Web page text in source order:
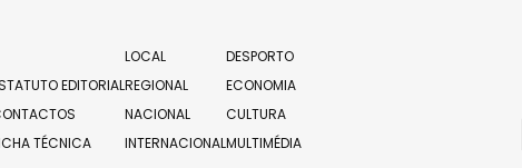
EDITORIAL
TÉCNICA
LOCAL
REGIONAL
NACIONAL
INTERNACIONAL
DESPORTO
ECONOMIA
CULTURA
MULTIMÉDIA